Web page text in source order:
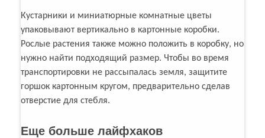
Кустарники и миниатюрные комнатные цветы
упаковывают вертикально в картонные коробки.
Рослые растения также можно положить в коробку, но
нужно найти подходящий размер. Чтобы во время
транспортировки не рассыпалась земля, защитите
горшок картонным кругом, предварительно сделав
отверстие для стебля.
Еще больше лайфхаков